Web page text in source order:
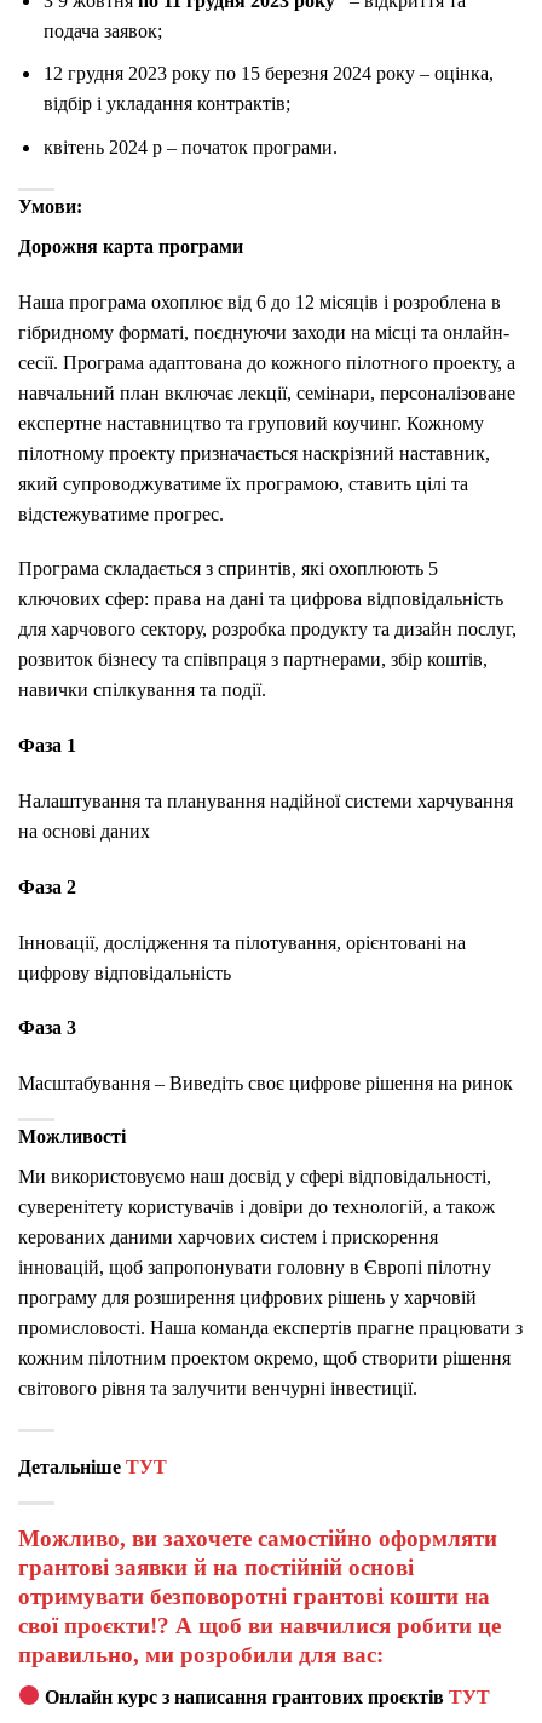
подача заявок;
12 грудня 2023 року по 15 березня 2024 року – оцінка,
відбір і укладання контрактів;
квітень 2024 р – початок програми.
Умови:
Дорожня карта програми
Наша програма охоплює від 6 до 12 місяців і розроблена в
гібридному форматі, поєднуючи заходи на місці та онлайн-
сесії. Програма адаптована до кожного пілотного проекту, а
навчальний план включає лекції, семінари, персоналізоване
експертне наставництво та груповий коучинг. Кожному
пілотному проекту призначається наскрізний наставник,
який супроводжуватиме їх програмою, ставить цілі та
відстежуватиме прогрес.
Програма складається з спринтів, які охоплюють 5
ключових сфер: права на дані та цифрова відповідальність
для харчового сектору, розробка продукту та дизайн послуг,
розвиток бізнесу та співпраця з партнерами, збір коштів,
навички спілкування та події.
Фаза 1
Налаштування та планування надійної системи харчування
на основі даних
Фаза 2
Інновації, дослідження та пілотування, орієнтовані на
цифрову відповідальність
Фаза 3
Масштабування – Виведіть своє цифрове рішення на ринок
Можливості
Ми використовуємо наш досвід у сфері відповідальності,
суверенітету користувачів і довіри до технологій, а також
керованих даними харчових систем і прискорення
інновацій, щоб запропонувати головну в Європі пілотну
програму для розширення цифрових рішень у харчовій
промисловості. Наша команда експертів прагне працювати з
кожним пілотним проектом окремо, щоб створити рішення
світового рівня та залучити венчурні інвестиції.
Детальніше ТУТ
Можливо, ви захочете самостійно оформляти
грантові заявки й на постійній основі
отримувати безповоротні грантові кошти на
свої проєкти!? А щоб ви навчилися робити це
правильно, ми розробили для вас:
Онлайн курс з написання грантових проєктівТУТ